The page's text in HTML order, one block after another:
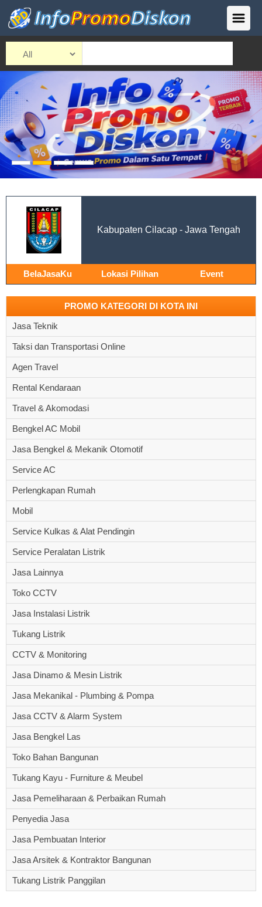
Kabupaten Cilacap - Jawa Tengah
BelaJasaKu Lokasi Pilihan Event
PROMO KATEGORI DI KOTA INI
Jasa Teknik
Taksi dan Transportasi Online
Agen Travel
Rental Kendaraan
Travel & Akomodasi
Bengkel AC Mobil
Jasa Bengkel & Mekanik Otomotif
Service AC
Perlengkapan Rumah
Mobil
Service Kulkas & Alat Pendingin
Service Peralatan Listrik
Jasa Lainnya
Toko CCTV
Jasa Instalasi Listrik
Tukang Listrik
CCTV & Monitoring
Jasa Dinamo & Mesin Listrik
Jasa Mekanikal - Plumbing & Pompa
Jasa CCTV & Alarm System
Jasa Bengkel Las
Toko Bahan Bangunan
Tukang Kayu - Furniture & Meubel
Jasa Pemeliharaan & Perbaikan Rumah
Penyedia Jasa
Jasa Pembuatan Interior
Jasa Arsitek & Kontraktor Bangunan
Tukang Listrik Panggilan